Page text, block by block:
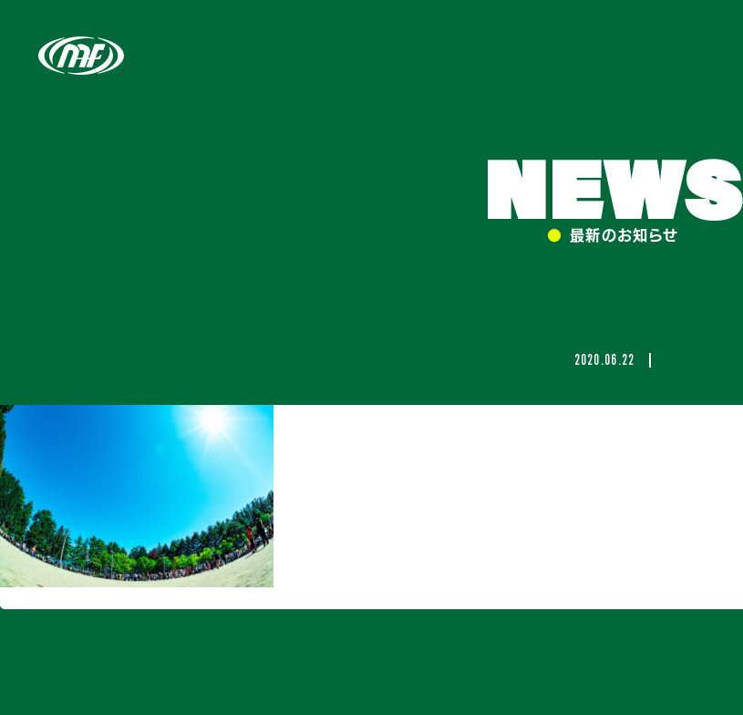
NEWS
● 最新のお知らせ
2020.06.22